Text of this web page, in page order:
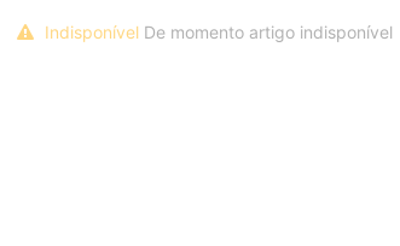
Indisponível De momento artigo indisponível